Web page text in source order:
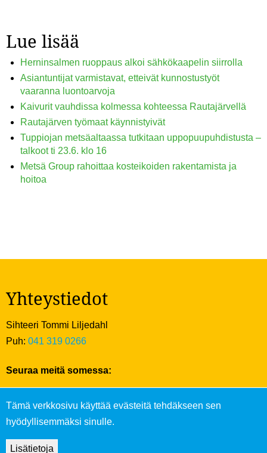
Lue lisää
Herninsalmen ruoppaus alkoi sähkökaapelin siirrolla
Asiantuntijat varmistavat, etteivät kunnostustyöt
vaaranna luontoarvoja
Kaivurit vauhdissa kolmessa kohteessa Rautajärvellä
Rautajärven työmaat käynnistyivät
Tuppiojan metsäaltaassa tutkitaan uppopuupuhdistusta –
talkoot ti 23.6. klo 16
Metsä Group rahoittaa kosteikoiden rakentamista ja
hoitoa
Yhteystiedot
Sihteeri Tommi Liljedahl
Puh: 041 319 0266
Seuraa meitä somessa:
Tämä verkkosivu käyttää evästeitä tehdäkseen sen
hyödyllisemmäksi sinulle.
Lisätietoja